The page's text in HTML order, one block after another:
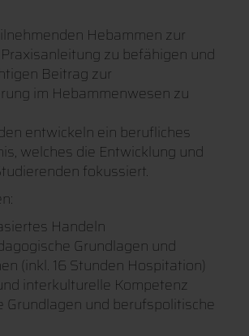
Hebammen zur
zu befähigen und
Beitrag zur
im Hebammenwesen zu
entwickeln ein berufliches
welches die Entwicklung und
fokussiert.
Handeln
Grundlagen und
(inkl. 16 Stunden Hospitation)
interkulturelle Kompetenz
Grundlagen und berufspolitische